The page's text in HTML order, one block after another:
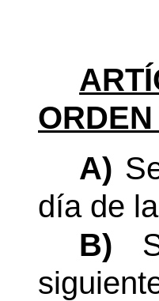
A)
día de
B)